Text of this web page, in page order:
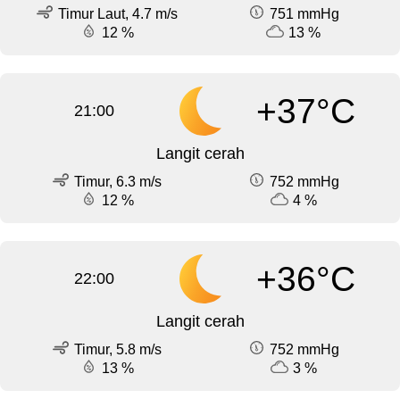
Timur Laut, 4.7 m/s
751 mmHg
12 %
13 %
21:00 +37°C
Langit cerah
Timur, 6.3 m/s
752 mmHg
12 %
4 %
22:00 +36°C
Langit cerah
Timur, 5.8 m/s
752 mmHg
13 %
3 %